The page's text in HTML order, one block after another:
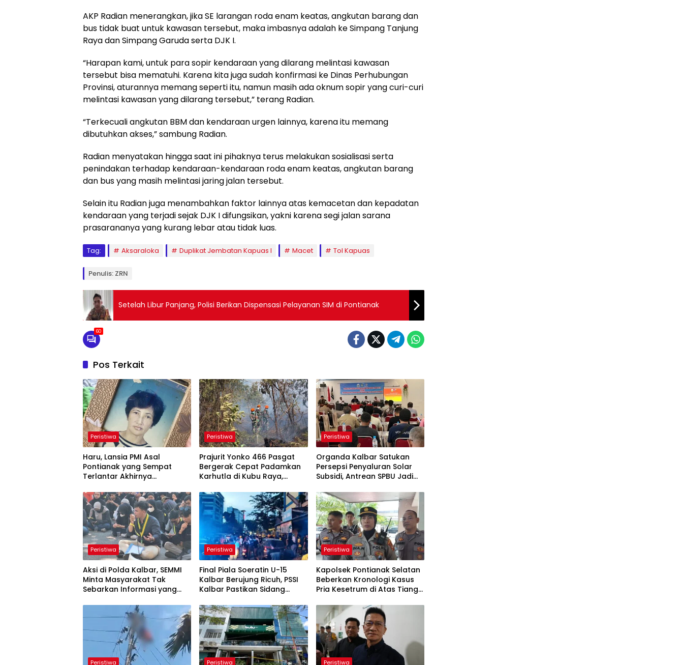
AKP Radian menerangkan, jika SE larangan roda enam keatas, angkutan barang dan
bus tidak buat untuk kawasan tersebut, maka imbasnya adalah ke Simpang Tanjung
Raya dan Simpang Garuda serta DJK I.
“Harapan kami, untuk para sopir kendaraan yang dilarang melintasi kawasan
tersebut bisa mematuhi. Karena kita juga sudah konfirmasi ke Dinas Perhubungan
Provinsi, aturannya memang seperti itu, namun masih ada oknum sopir yang curi-curi
melintasi kawasan yang dilarang tersebut,” terang Radian.
“Terkecuali angkutan BBM dan kendaraan urgen lainnya, karena itu memang
dibutuhkan akses,” sambung Radian.
Radian menyatakan hingga saat ini pihaknya terus melakukan sosialisasi serta
penindakan terhadap kendaraan-kendaraan roda enam keatas, angkutan barang
dan bus yang masih melintasi jaring jalan tersebut.
Selain itu Radian juga menambahkan faktor lainnya atas kemacetan dan kepadatan
kendaraan yang terjadi sejak DJK I difungsikan, yakni karena segi jalan sarana
prasarananya yang kurang lebar atau tidak luas.
Tag: Aksaraloka Duplikat Jembatan Kapuas I Macet Tol Kapuas
Penulis: ZRN
Setelah Libur Panjang, Polisi Berikan Dispensasi Pelayanan SIM di Pontianak
60
Pos Terkait
Peristiwa
Haru, Lansia PMI Asal
Pontianak yang Sempat
Terlantar Akhirnya
Kandung
Peristiwa
Prajurit Yonko 466 Pasgat
Bergerak Cepat Padamkan
Karhutla di Kubu Raya,
Cegah Meluasnya Api
Peristiwa
Organda Kalbar Satukan
Persepsi Penyaluran Solar
Subsidi, Antrean SPBU Jadi
Peristiwa
Aksi di Polda Kalbar, SEMMI
Minta Masyarakat Tak
Sebarkan Informasi yang
Peristiwa
Final Piala Soeratin U-15
Kalbar Berujung Ricuh, PSSI
Kalbar Pastikan Sidang
Peristiwa
Kapolsek Pontianak Selatan
Beberkan Kronologi Kasus
Pria Kesetrum di Atas Tiang
Peristiwa Peristiwa Peristiwa